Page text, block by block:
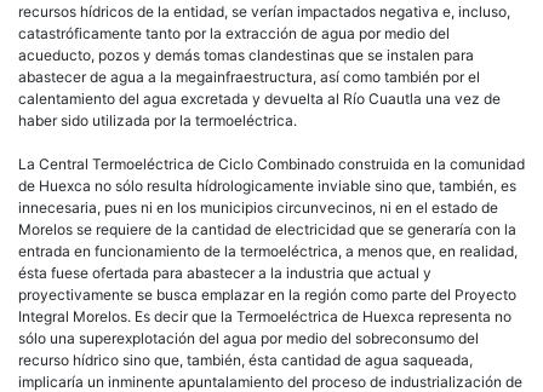
recursos hídricos de la entidad, se verían impactados negativa e, incluso,
catastróficamente tanto por la extracción de agua por medio del
acueducto, pozos y demás tomas clandestinas que se instalen para
abastecer de agua a la megainfraestructura, así como también por el
calentamiento del agua excretada y devuelta al Río Cuautla una vez de
haber sido utilizada por la termoeléctrica.
La Central Termoeléctrica de Ciclo Combinado construida en la comunidad
de Huexca no sólo resulta hídrologicamente inviable sino que, también, es
innecesaria, pues ni en los municipios circunvecinos, ni en el estado de
Morelos se requiere de la cantidad de electricidad que se generaría con la
entrada en funcionamiento de la termoeléctrica, a menos que, en realidad,
ésta fuese ofertada para abastecer a la industria que actual y
proyectivamente se busca emplazar en la región como parte del Proyecto
Integral Morelos. Es decir que la Termoeléctrica de Huexca representa no
sólo una superexplotación del agua por medio del sobreconsumo del
recurso hídrico sino que, también, ésta cantidad de agua saqueada,
implicaría un inminente apuntalamiento del proceso de industrialización de